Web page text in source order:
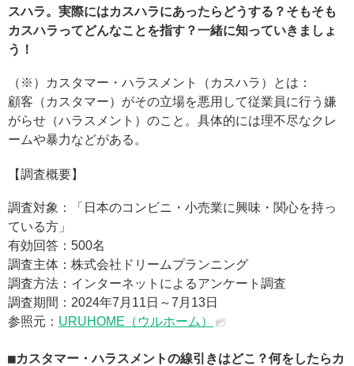
スハラ。実際にはカスハラにあったらどうする？そもそも
カスハラってどんなことを指す？一緒に知っていきましょ
う！
（※）カスタマー・ハラスメント（カスハラ）とは：
顧客（カスタマー）がその立場を悪用して従業員に行う嫌
がらせ（ハラスメント）のこと。具体的には理不尽なクレ
ームや暴力などがある。
【調査概要】
調査対象：「日本のコンビニ・小売業に興味・関心を持っ
ている方」
有効回答：500名
調査主体：株式会社ドリームプランニング
調査方法：インターネットによるアンケート調査
調査期間：2024年7月11日～7月13日
参照元： URUHOME（ウルホーム）
カスタマー・ハラスメントの線引きはどこ？何をしたらカ